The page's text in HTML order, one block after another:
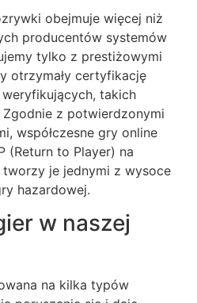
obejmuje więcej niż
producentów systemów
tylko z prestiżowymi
otrzymały certyfikację
takich
Zgodnie z potwierdzonymi
współczesne gry online
(Return to Player) na
je jednymi z wysoce
hazardowej.
w naszej
na kilka typów